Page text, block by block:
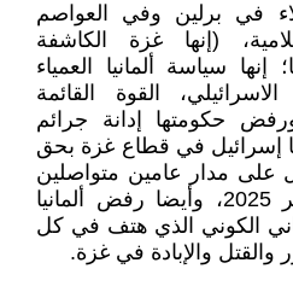
في برلين وفي العواصم
(إنها غزة الكاشفة
إنها سياسة ألمانيا العمياء
القوة القائمة
حكومتها إدانة جرائم
إسرائيل في قطاع غزة بحق
على مدار عامين متواصلين
من اكتوبر2023 إلى أكتوبر 2025، وأيضا رفض ألمانيا
الكوني الذي هتف في كل
والقتل والإبادة في غزة.